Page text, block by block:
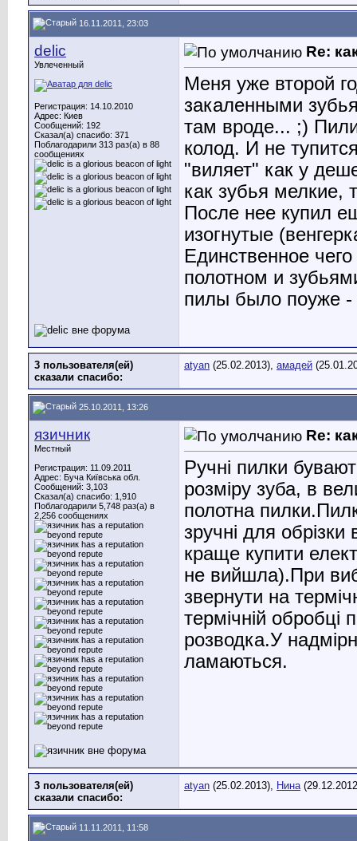
16.11.2011, 23:03
delic
Увлеченный
Регистрация: 14.10.2010
Адрес: Киев
Сообщений: 192
Сказал(а) спасибо: 371
Поблагодарили 313 раз(а) в 88
сообщениях
Re:
Меня уже второй
закаленными
там вроде... ;)
колод. И не
"виляет" как у
как зубья мелкие,
После нее купил
изогнутые
Единственное
полотном и
пилы было поуже -
3 пользователя(ей)
сказали cпасибо:
atyan (25.02.2013), амадей
25.10.2011, 13:26
язичник
Местный
Регистрация: 11.09.2011
Адрес: Буча Київська обл.
Сообщений: 3,103
Сказал(а) спасибо: 1,910
Поблагодарили 5,748 раз(а) в
2,256 сообщениях
Re:
Ручні пилки
розміру зуба, в
полотна
зручні для обрізки
краще купити
не вийшла).При
звернути на
термічній обробці
розводка.У
ламаються.
3 пользователя(ей)
сказали cпасибо:
atyan (25.02.2013), Нина
11.11.2011, 11:58